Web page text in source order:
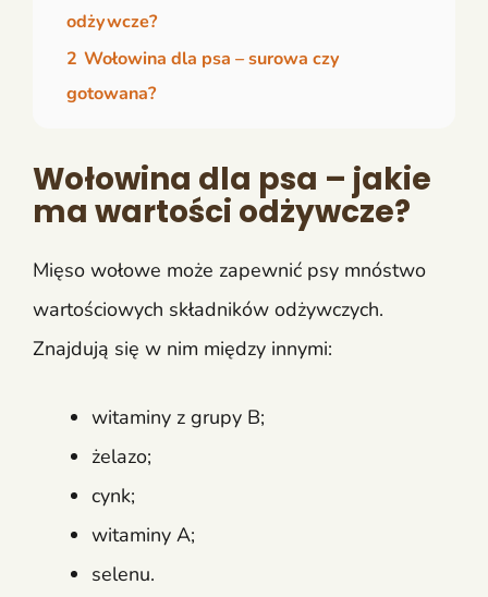
odżywcze?
2 Wołowina dla psa – surowa czy
gotowana?
Wołowina dla psa – jakie
ma wartości odżywcze?
Mięso wołowe może zapewnić psy mnóstwo
wartościowych składników odżywczych.
Znajdują się w nim między innymi:
witaminy z grupy B;
żelazo;
cynk;
witaminy A;
selenu.